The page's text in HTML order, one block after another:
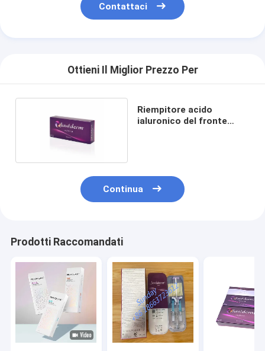
Contattaci
Ottieni Il Miglior Prezzo Per
Riempitore acido
ialuronico del fronte
Continua
Prodotti Raccomandati